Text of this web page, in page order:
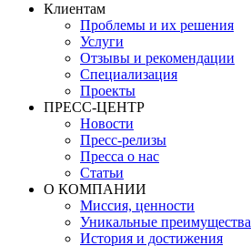
Клиентам
Проблемы и их решения
Услуги
Отзывы и рекомендации
Специализация
Проекты
ПРЕСС-ЦЕНТР
Новости
Пресс-релизы
Пресса о нас
Статьи
О КОМПАНИИ
Миссия, ценности
Уникальные преимущества
История и достижения